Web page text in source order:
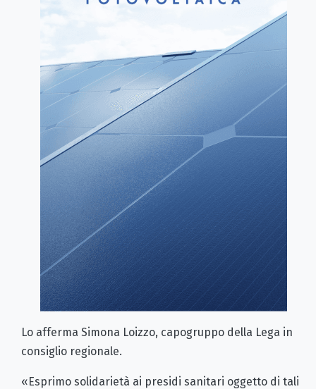
Lo afferma Simona Loizzo, capogruppo della Lega in
consiglio regionale.
«Esprimo solidarietà ai presidi sanitari oggetto di tali